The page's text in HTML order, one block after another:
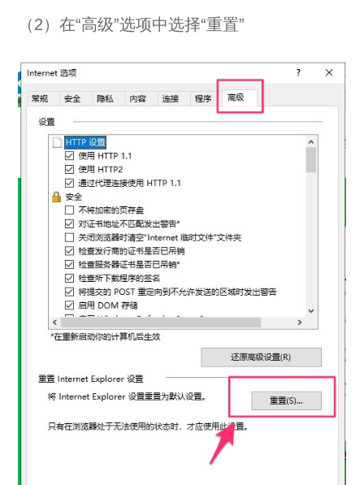
（2）在“高级”选项中选择“重置”